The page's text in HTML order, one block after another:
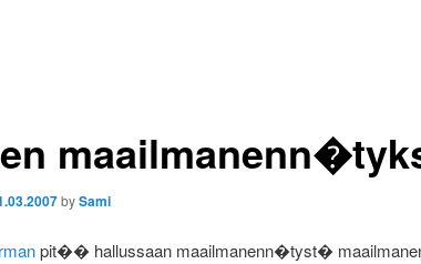
bySami
pit�� hallussaan maailmanenn�tyst�